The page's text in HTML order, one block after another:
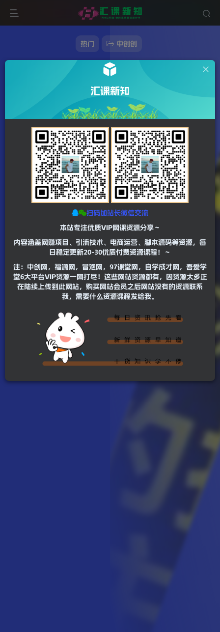
热门 中创创
大光的拆迁队（30个片），揭秘博主的流量密
2023-12-22
1455
该作者已发布78224篇文章
汇课新知
扫码加站长微信交流
本站专注优质VIP网课资源分享～
内容涵盖网赚项目、引流技术、电商运营、脚本源码等资源，每
日稳定更新20-30优质付费资源课程！～
注：中创网，福源网，冒泡网，97课堂网，自学成才网，吾爱学
堂6大平台VIP资源一网打尽！这些网站资源都有，因资源太多正
在陆续上传到此网站，购买网站会员之后网站没有的资源联系
我，需要什么资源课程发给我。